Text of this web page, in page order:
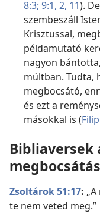
8:3; 9:1, 2, 11).
szembeszáll
Krisztussal,
példamutató
nagyon
múltban. Tudta,
megbocsátó,
és ezt a
másokkal is (
Bibliaversek
Zsoltárok 51:17:
te nem veted meg.”